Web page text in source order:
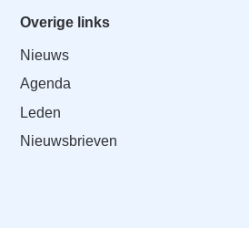
Overige links
Nieuws
Agenda
Leden
Nieuwsbrieven